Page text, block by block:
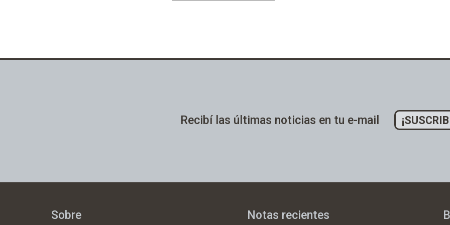
Recibí las últimas noticias en tu e-mail
Sobre Notas recientes